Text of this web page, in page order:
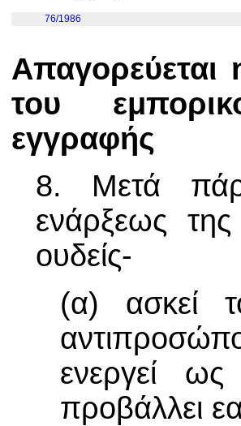
76/1986
Απαγορεύεται
του
εγγραφής
8. Μετά
ενάρξεως
ουδείς-
(α) ασκεί
ενεργεί
προβάλλει